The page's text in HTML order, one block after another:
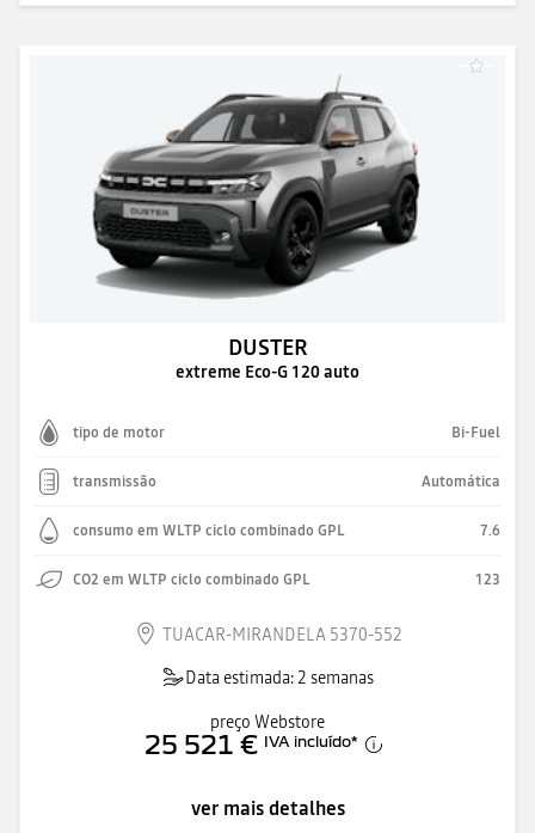
DUSTER
extreme Eco-G 120 auto
tipo de motor Bi-Fuel
transmissão Automática
consumo em WLTP ciclo combinado GPL 7.6
CO2 em WLTP ciclo combinado GPL 123
TUACAR-MIRANDELA 5370-552
Data estimada: 2 semanas
preço Webstore
25 521 € IVA incluído*
ver mais detalhes